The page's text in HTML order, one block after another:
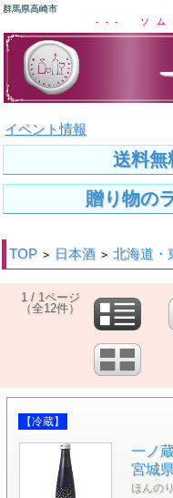
群馬県高崎市
--- ソム
イベント情報
送料無
贈り物の
TOP > 日本酒 > 北海道・
1 / 1ページ
（全12件）
【冷蔵】
一ノ
宮城
ほんの